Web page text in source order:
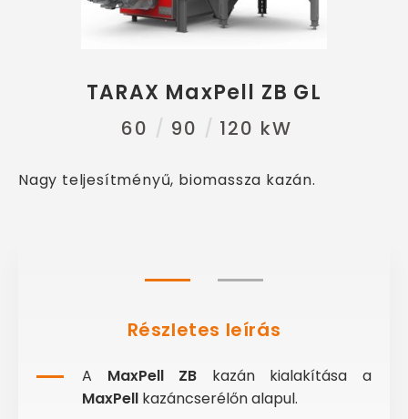
TARAX MaxPell ZB GL
60 90 120 kW
Nagy teljesítményű, biomassza kazán.
Részletes leírás
A MaxPell ZB kazán kialakítása a
MaxPell kazáncserélőn alapul.